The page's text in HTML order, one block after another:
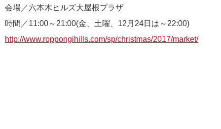
会場／六本木ヒルズ大屋根プラザ
時間／11:00～21:00(金、土曜、12月24日は～22:00)
http://www.roppongihills.com/sp/christmas/2017/market/